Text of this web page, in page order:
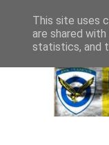
This site uses
are shared
statistics, and